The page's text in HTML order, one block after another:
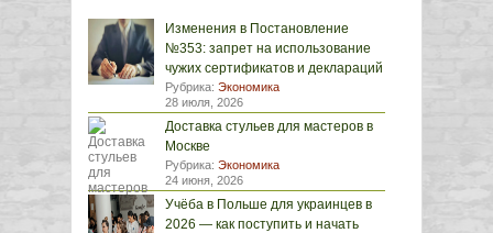
Изменения в Постановление
№353: запрет на использование
чужих сертификатов и деклараций
Рубрика: Экономика
28 июля, 2026
Доставка стульев для мастеров в
Москве
Рубрика: Экономика
24 июня, 2026
Учёба в Польше для украинцев в
2026 — как поступить и начать